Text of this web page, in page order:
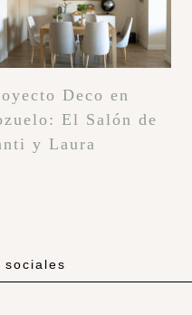
Deco en
El Salón de
y Laura
sociales